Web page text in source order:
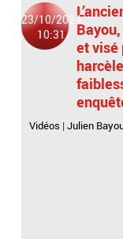
23/10/2024
10:31
et visé
Vidéos |Julien